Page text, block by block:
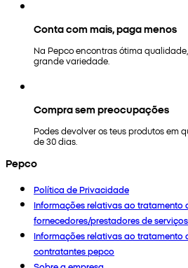
Conta com mais, paga menos
Na Pepco encontras ótima
grande variedade.
Compra sem preocupações
Podes devolver os teus produtos em
de 30 dias.
Pepco
Política de Privacidade
Informações relativas ao tratamento
fornecedores/prestadores de
Informações relativas ao tratamento
contratantes pepco